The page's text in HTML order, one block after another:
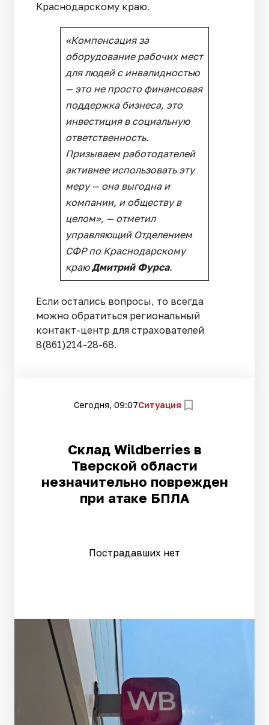
Краснодарскому краю.
«Компенсация за
оборудование рабочих мест
для людей с инвалидностью
— это не просто финансовая
поддержка бизнеса, это
инвестиция в социальную
ответственность.
Призываем работодателей
активнее использовать эту
меру — она выгодна и
компании, и обществу в
целом», — отметил
управляющий Отделением
СФР по Краснодарскому
краюДмитрий Фурса.
Если остались вопросы, то всегда
можно обратиться региональный
контакт-центр для страхователей
8(861)214-28-68.
Сегодня, 09:07Ситуация
Склад Wildberries в
Тверской области
незначительно поврежден
при атаке БПЛА
Пострадавших нет